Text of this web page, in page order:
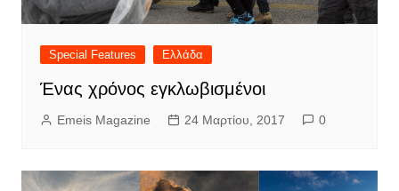
Special Features Ελλάδα
Ένας χρόνος εγκλωβισμένοι
Emeis Magazine 24 Μαρτίου, 2017 0